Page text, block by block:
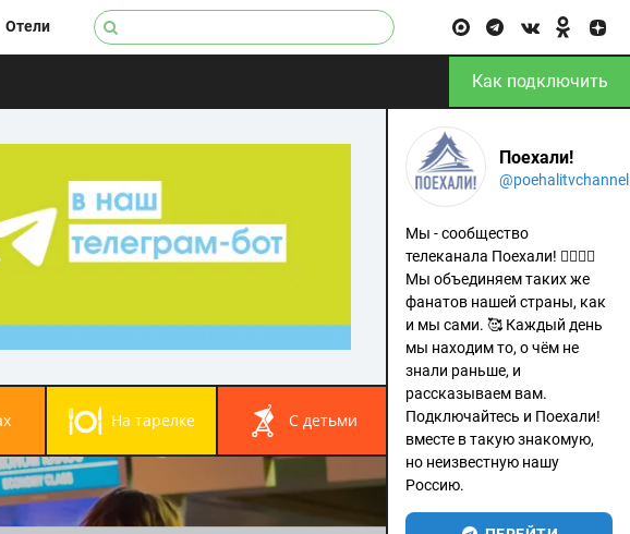
Отели
Как подключить
на тарелке с детьми
Поехали!
@poehalitvchannel
Мы - сообщество
телеканала Поехали! 🙋‍♂️🙋‍♀️
Мы объединяем таких же
фанатов нашей страны, как
и мы сами. 🥰 Каждый день
мы находим то, о чём не
знали раньше, и
рассказываем вам.
Подключайтесь и Поехали!
вместе в такую знакомую,
но неизвестную нашу
Россию.